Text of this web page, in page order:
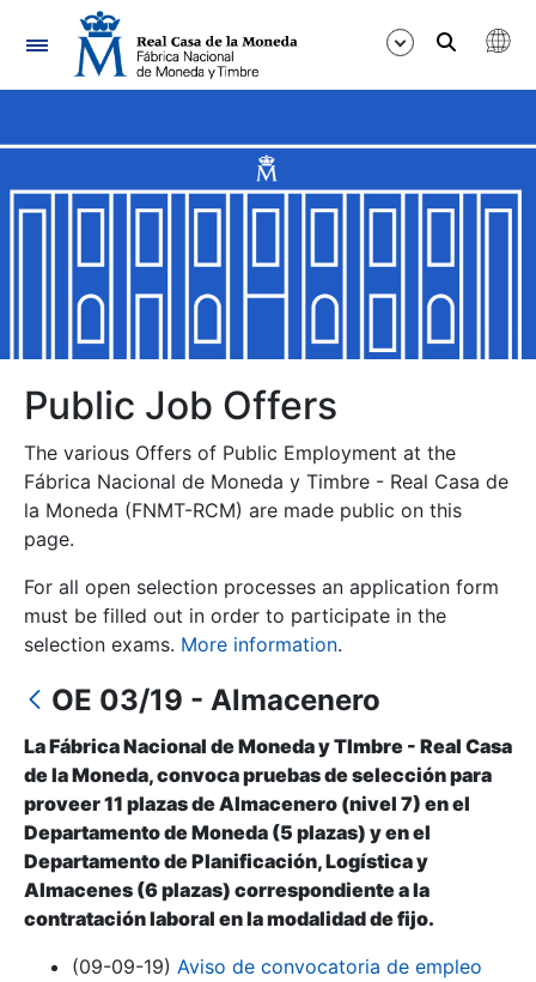
Navigation
Show/Hide
Show/Hide
Show/Hide
Show/Hide
Show/Hide
Show/Hide
Show/Hide
Public Job Offers
The various Offers of Public Employment at the
Fábrica Nacional de Moneda y Timbre - Real Casa de
la Moneda (FNMT-RCM) are made public on this
page.
For all open selection processes an application form
must be filled out in order to participate in the
selection exams. More information.
OE 03/19 - Almacenero
La Fábrica Nacional de Moneda y Tlmbre - Real Casa
de la Moneda, convoca pruebas de selección para
proveer 11 plazas de Almacenero (nivel 7) en el
Departamento de Moneda (5 plazas) y en el
Departamento de Planificación, Logística y
Almacenes (6 plazas) correspondiente a la
contratación laboral en la modalidad de fijo.
(09-09-19) Aviso de convocatoria de empleo